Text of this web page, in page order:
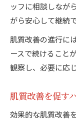
ッフに相談しなが
がら安心して継続
肌質改善の進行に
ースで続けること
観察し、必要に応
肌質改善を促す
効果的な肌質改善